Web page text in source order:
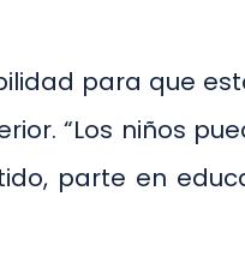
para que
“Los niños
parte en